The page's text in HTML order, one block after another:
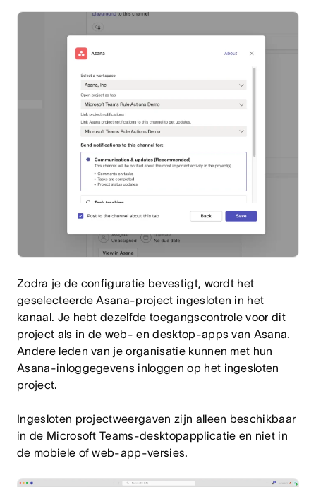
Zodra je de configuratie bevestigt, wordt het
geselecteerde Asana-project ingesloten in het
kanaal. Je hebt dezelfde toegangscontrole voor dit
project als in de web- en desktop-apps van Asana.
Andere leden van je organisatie kunnen met hun
Asana-inloggegevens inloggen op het ingesloten
project.
Ingesloten projectweergaven zijn alleen beschikbaar
in de Microsoft Teams-desktopapplicatie en niet in
de mobiele of web-app-versies.